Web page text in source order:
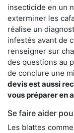
insecticide en un
exterminer les
réalise un
infestés avant de
renseigner sur
des questions au
de conclure une
devis est aussi
vous préparer en
Se faire aider
Les blattes